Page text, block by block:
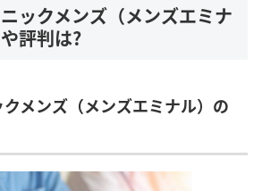
ックメンズ（メンズエミナ
評判は?
メンズ（メンズエミナル）の